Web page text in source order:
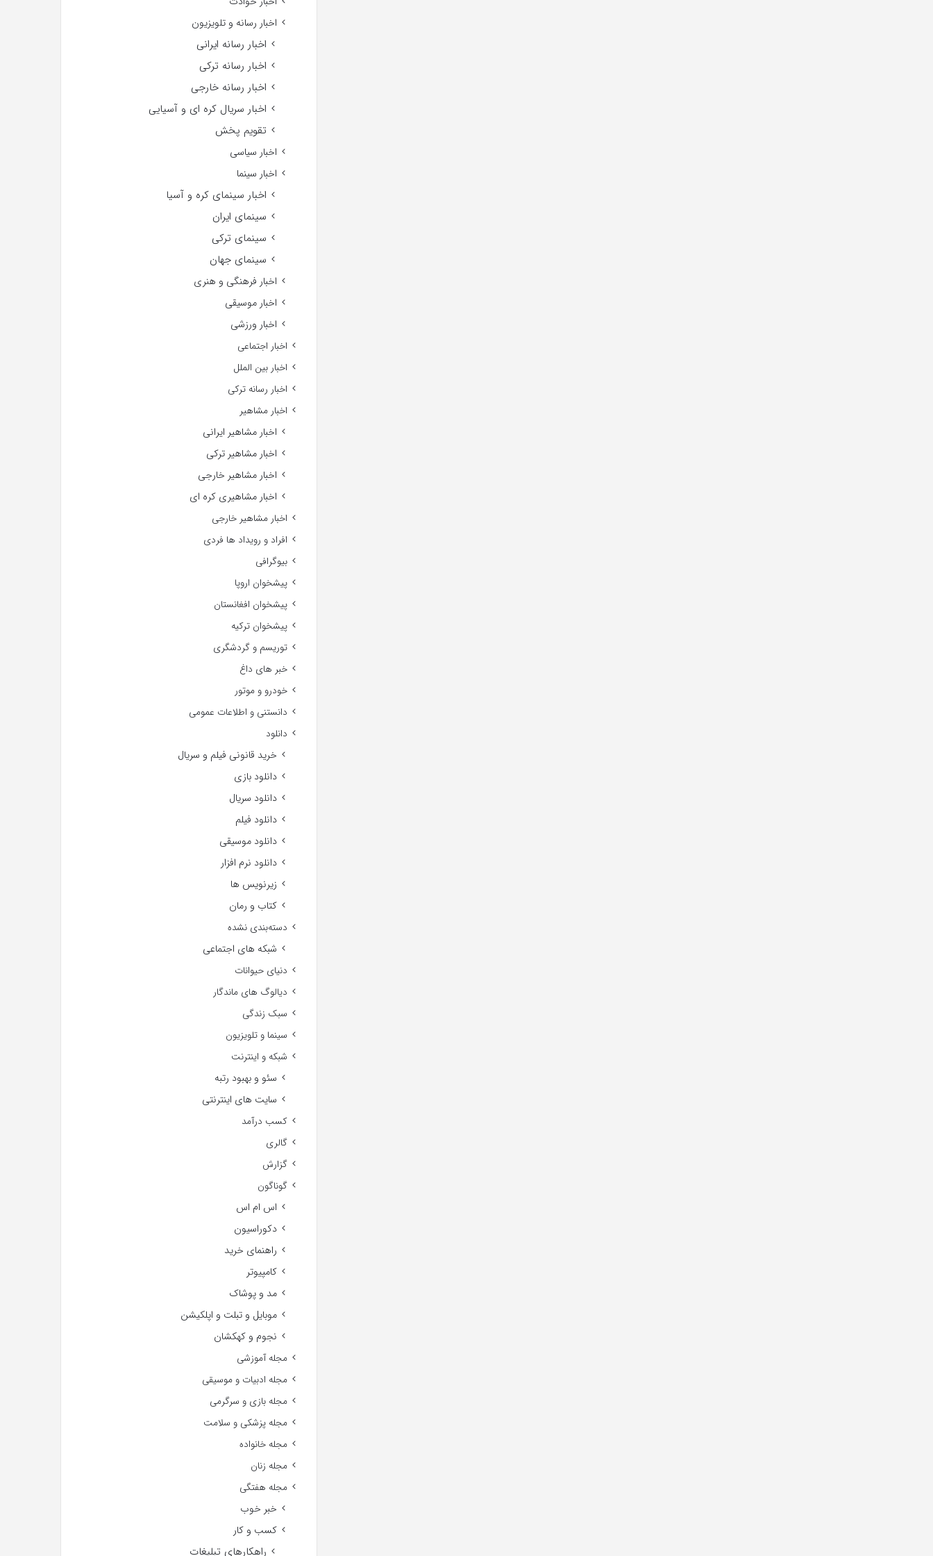
اخبار رسانه و تلویزیون
اخبار رسانه ایرانی
اخبار رسانه ترکی
اخبار رسانه خارجی
اخبار سریال کره ای و آسیایی
تقویم پخش
اخبار سیاسی
اخبار سینما
اخبار سینمای کره و آسیا
سینمای ایران
سینمای ترکی
سینمای جهان
اخبار فرهنگی و هنری
اخبار موسیقی
اخبار ورزشی
اخبار اجتماعی
اخبار بین الملل
اخبار رسانه ترکی
اخبار مشاهیر
اخبار مشاهیر ایرانی
اخبار مشاهیر ترکی
اخبار مشاهیر خارجی
اخبار مشاهیری کره ای
اخبار مشاهیر خارجی
افراد و رویداد ها فردی
بیوگرافی
پیشخوان اروپا
پیشخوان افغانستان
پیشخوان ترکیه
توریسم و گردشگری
خبر های داغ
خودرو و موتور
دانستنی و اطلاعات عمومی
دانلود
خرید قانونی فیلم و سریال
دانلود بازی
دانلود سریال
دانلود فیلم
دانلود موسیقی
دانلود نرم افزار
زیرنویس ها
کتاب و رمان
دسته‌بندی نشده
شبکه های اجتماعی
دنیای حیوانات
دیالوگ های ماندگار
سبک زندگی
سینما و تلویزیون
شبکه و اینترنت
سئو و بهبود رتبه
سایت های اینترنتی
کسب درآمد
گالری
گزارش
گوناگون
اس ام اس
دکوراسیون
راهنمای خرید
کامپیوتر
مد و پوشاک
موبایل و تبلت و اپلکیشن
نجوم و کهکشان
مجله آموزشی
مجله ادبیات و موسیقی
مجله بازی و سرگرمی
مجله پزشکی و سلامت
مجله خانواده
مجله زنان
مجله هفتگی
خبر خوب
کسب و کار
راهکارهای تبلیغات